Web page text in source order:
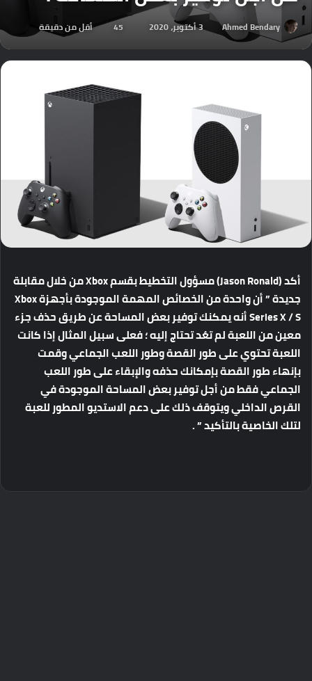
Ahmed Bendary 3 أكتوبر، 2020 45 أقل من دقيقة
أكد (Jason Ronald) مسؤول التخطيط بقسم Xbox من خلال مقابلة
جديدة ” أن واحدة من الخصائص المهمة الموجودة بأجهزة Xbox
Series X / S أنه يمكنك توفير بعض المساحة عن طريق حذف جزء
معين من اللعبة لم تعُد تحتاج إليه ؛ فعلى سبيل المثال إذا كانت
اللعبة تحتوي على طور القصة وطور اللعب الجماعي وقمت
بإنهاء طور القصة بإمكانك حذفه والإبقاء على طور اللعب
الجماعي فقط من أجل توفير بعض المساحة الموجودة في
القرص الداخلي ويتوقف ذلك على دعم الاستديو المطور للعبة
لتلك الخاصية بالتأكيد ” .